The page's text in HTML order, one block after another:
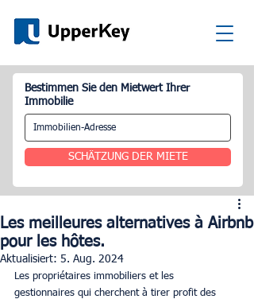
Bestimmen Sie den Mietwert Ihrer
Immobilie
SCHÄTZUNG DER MIETE
Les meilleures alternatives à Airbnb
pour les hôtes.
Aktualisiert: 5. Aug. 2024
Les propriétaires immobiliers et les
gestionnaires qui cherchent à tirer profit des